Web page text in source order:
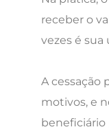
receber o
vezes é
A cessação
motivos, e